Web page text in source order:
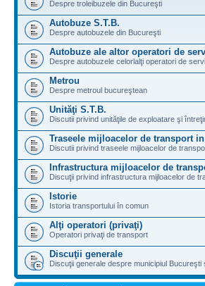
Despre troleibuzele din Bucureşti
Autobuze S.T.B.
Despre autobuzele din Bucureşti
Autobuze ale altor operatori de
Despre autobuzele celorlalţi operatori de
Metrou
Despre metroul bucureştean
Unităţi S.T.B.
Discutii privind unităţile de exploatare şi
Traseele mijloacelor de transport
Discutii privind traseele mijloacelor de
Infrastructura mijloacelor de
Discuţii privind infrastructura mijloacelor de
Istorie
Istoria transportului în comun
Alţi operatori (privaţi)
Operatori privaţi de transport
Discuţii generale
Discuţii generale despre municipiul Bucureşti